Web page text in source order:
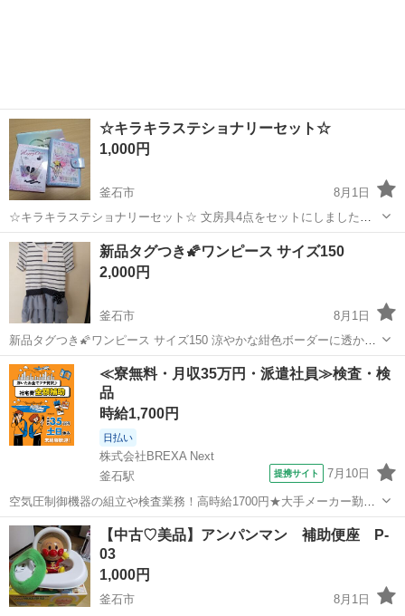
☆キラキラステショナリーセット☆
1,000円
釜石市
8月1日
☆キラキラステショナリーセット☆ 文房具4点をセットにしました！
①マルチブック たて約15㎝ よこ約11㎝ 中はプラスチック風の台紙
（10枚付いてます）にプリクラなど貼れるミニブック。ルーズリーフ
タイプなので、推...
岩手 釜石市 キッズ用品 メモ帳
新品タグつき🌠ワンピース サイズ150
2,000円
釜石市
8月1日
新品タグつき🌠ワンピース サイズ150 涼やかな紺色ボーダーに透かし
レースがバラ🌹柄で、薄手のデニム調の３段フリルに、ドット柄のリ
ボンがあしらわれた可愛いぃワンピースです。 素材 上身頃表側 ポリ
エステル80％ レーヨン...
岩手 釜石市 キッズ用品 新品
≪寮無料・月収35万円・派遣社員≫検査・検
品
時給1,700円
日払い
株式会社BREXA Next
釜石駅
提携サイト 7月10日
空気圧制御機器の組立や検査業務！高時給1700円★大手メーカー勤
務！嬉しい寮費無料！ワンルーム寮完備★マイカー通勤OK＆工場敷地
内に無料駐車場あり★！《岩手県釜石市》 人気の工場のお仕事 ◇空気
圧制御機器（シリンダ、バルブ...
岩手 釜石市 釜石駅 その他
【中古♡美品】アンパンマン 補助便座 P-
03
1,000円
釜石市
8月1日